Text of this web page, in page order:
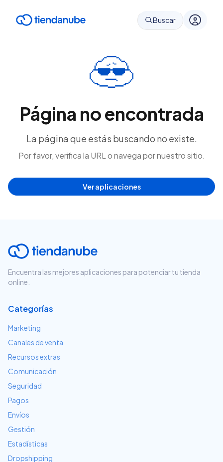
Buscar
Página no encontrada
La página que estás buscando no existe.
Por favor, verifica la URL o navega por nuestro sitio.
Ver aplicaciones
Encuentra las mejores aplicaciones para potenciar tu tienda
online.
Categorías
Marketing
Canales de venta
Recursos extras
Comunicación
Seguridad
Pagos
Envíos
Gestión
Estadísticas
Dropshipping